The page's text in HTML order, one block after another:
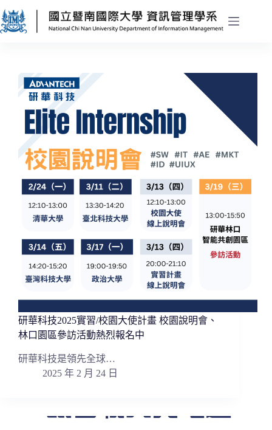
研華科技2025實習/校園大使計畫 校園說明會、
林口園區參訪活動熱烈報名中
研華科技是領先全球…
2025 年 2 月 24 日